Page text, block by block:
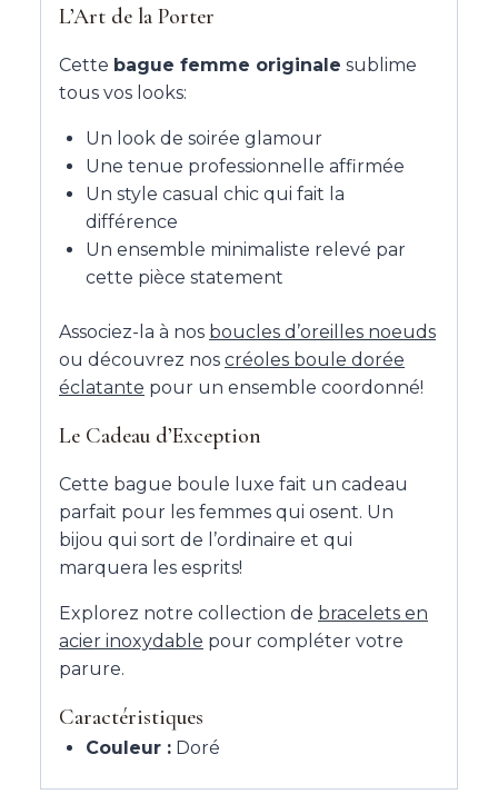
L’Art de la Porter
Cette bague femme originale sublime
tous vos looks:
Un look de soirée glamour
Une tenue professionnelle affirmée
Un style casual chic qui fait la
différence
Un ensemble minimaliste relevé par
cette pièce statement
Associez-la à nos boucles d’oreilles noeuds
ou découvrez nos créoles boule dorée
éclatante pour un ensemble coordonné!
Le Cadeau d’Exception
Cette bague boule luxe fait un cadeau
parfait pour les femmes qui osent. Un
bijou qui sort de l’ordinaire et qui
marquera les esprits!
Explorez notre collection de bracelets en
acier inoxydable pour compléter votre
parure.
Caractéristiques
Couleur : Doré